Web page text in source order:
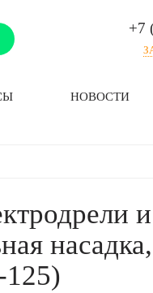
+7
НОВОСТИ
насадка,